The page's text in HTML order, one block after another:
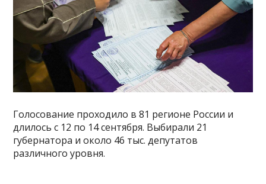
Голосование проходило в 81 регионе России и
длилось с 12 по 14 сентября. Выбирали 21
губернатора и около 46 тыс. депутатов
различного уровня.